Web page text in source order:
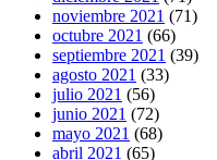
noviembre 2021 (71)
octubre 2021 (66)
septiembre 2021 (39)
agosto 2021 (33)
julio 2021 (56)
junio 2021 (72)
mayo 2021 (68)
abril 2021 (65)